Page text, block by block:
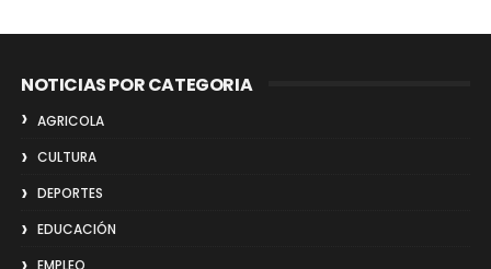
NOTICIAS POR CATEGORIA
AGRICOLA
CULTURA
DEPORTES
EDUCACIÓN
EMPLEO